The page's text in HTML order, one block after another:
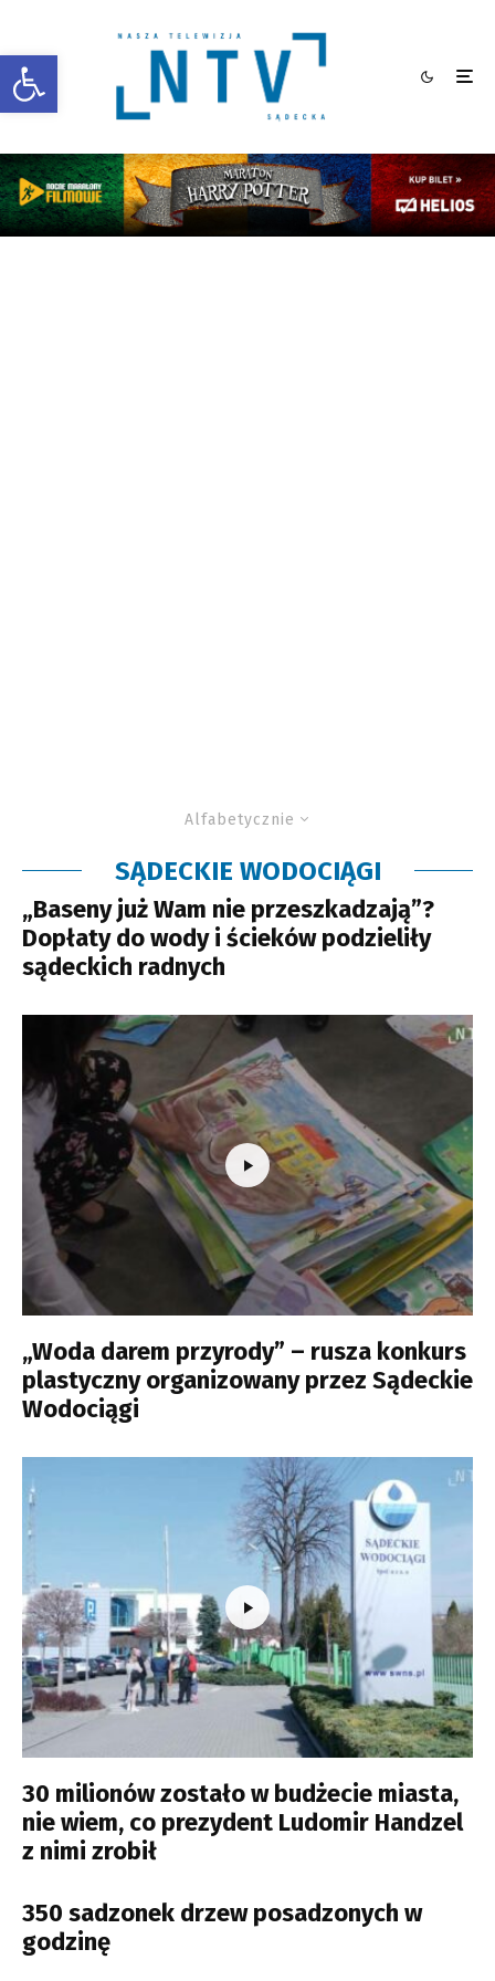
Otwórz pasek narzędzi
Alfabetycznie
SĄDECKIE WODOCIĄGI
„Baseny już Wam nie przeszkadzają”?
Dopłaty do wody i ścieków podzieliły
sądeckich radnych
„Woda darem przyrody” – rusza konkurs
plastyczny organizowany przez Sądeckie
Wodociągi
30 milionów zostało w budżecie miasta,
nie wiem, co prezydent Ludomir Handzel
z nimi zrobił
350 sadzonek drzew posadzonych w
godzinę